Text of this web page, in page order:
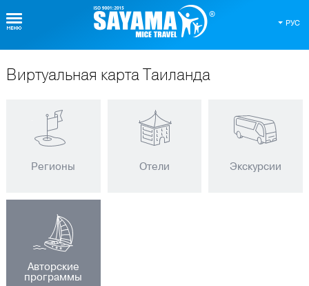
РУС
Виртуальная карта Таиланда
Регионы Отели Экскурсии
Авторские
программы